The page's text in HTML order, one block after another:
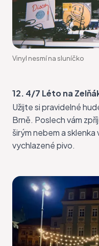
Vinyl nesmí na sluníčko
12. 4/7 Léto na
Užijte si pravidelné
Brně. Poslech vám
širým nebem a
vychlazené pivo.